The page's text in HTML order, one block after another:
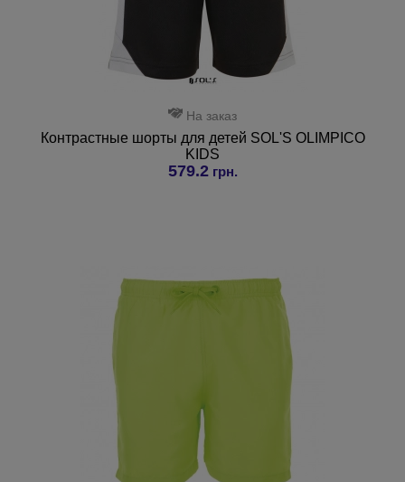
На заказ
Контрастные шорты для детей SOL'S OLIMPICO
KIDS
579.2грн.